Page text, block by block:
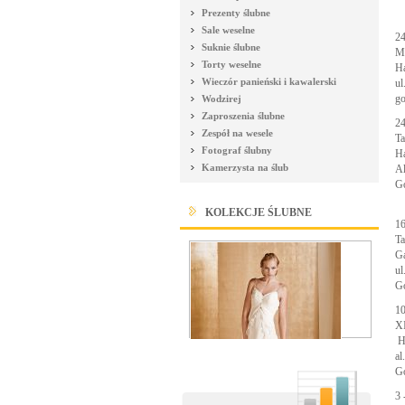
Prezenty ślubne
Sale weselne
Suknie ślubne
Torty weselne
Wieczór panieński i kawalerski
Wodzirej
Zaproszenia ślubne
Zespół na wesele
Fotograf ślubny
Kamerzysta na ślub
KOLEKCJE ŚLUBNE
3